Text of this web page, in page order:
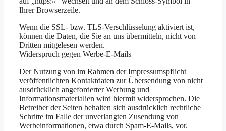
Ihrer Browserzeile.
Wenn die SSL- bzw. TLS-Verschlüsselung aktiviert ist,
können die Daten, die Sie an uns übermitteln, nicht von
Dritten mitgelesen werden.
Widerspruch gegen Werbe-E-Mails
Der Nutzung von im Rahmen der Impressumspflicht
veröffentlichten Kontaktdaten zur Übersendung von nicht
ausdrücklich angeforderter Werbung und
Informationsmaterialien wird hiermit widersprochen. Die
Betreiber der Seiten behalten sich ausdrücklich rechtliche
Schritte im Falle der unverlangten Zusendung von
Werbeinformationen, etwa durch Spam-E-Mails, vor.